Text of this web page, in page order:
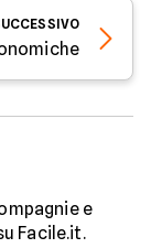
e
Facile.it.